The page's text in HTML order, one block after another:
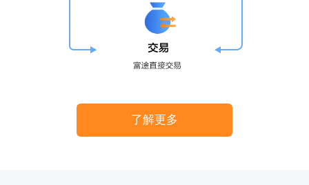
了解更多